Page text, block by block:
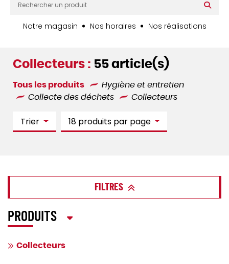
Notre magasin Nos horaires Nos réalisations
Collecteurs : 55 article(s)
Tous les produits
Hygiène et entretien
Collecte des déchets
Collecteurs
Trier 18 produits par page
FILTRES
PRODUITS
Collecteurs